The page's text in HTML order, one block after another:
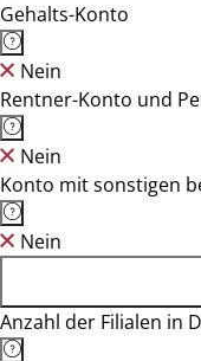
Gehalts-Konto
Nein
Rentner-Konto und
Nein
Konto mit sonstigen
Nein
Anzahl der Filialen in